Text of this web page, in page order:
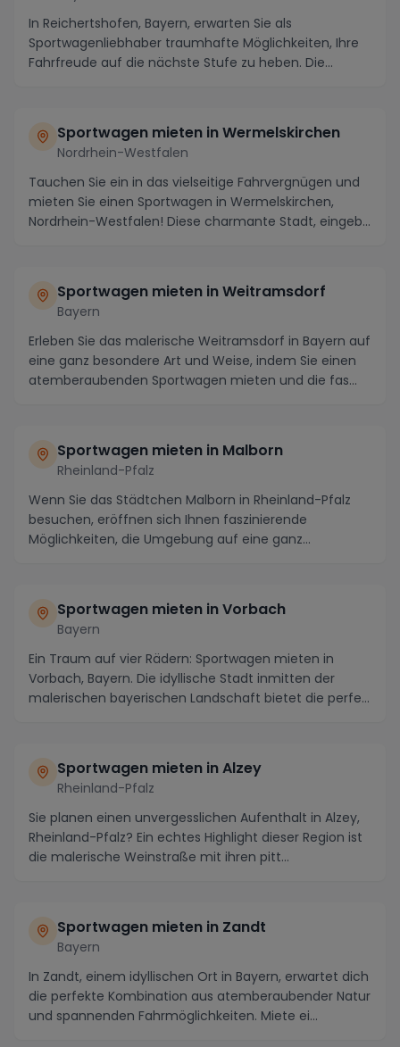
In Reichertshofen, Bayern, erwarten Sie als
Sportwagenliebhaber traumhafte Möglichkeiten, Ihre
Fahrfreude auf die nächste Stufe zu heben. Die
Sportwagen mieten in Wermelskirchen
Nordrhein-Westfalen
Tauchen Sie ein in das vielseitige Fahrvergnügen und
mieten Sie einen Sportwagen in Wermelskirchen,
Nordrhein-Westfalen! Diese charmante Stadt, eingeb...
Sportwagen mieten in Weitramsdorf
Bayern
Erleben Sie das malerische Weitramsdorf in Bayern auf
eine ganz besondere Art und Weise, indem Sie einen
atemberaubenden Sportwagen mieten und die fas...
Sportwagen mieten in Malborn
Rheinland-Pfalz
Wenn Sie das Städtchen Malborn in Rheinland-Pfalz
besuchen, eröffnen sich Ihnen faszinierende
Möglichkeiten, die Umgebung auf eine ganz
Sportwagen mieten in Vorbach
Bayern
Ein Traum auf vier Rädern: Sportwagen mieten in
Vorbach, Bayern. Die idyllische Stadt inmitten der
malerischen bayerischen Landschaft bietet die perfe...
Sportwagen mieten in Alzey
Rheinland-Pfalz
Sie planen einen unvergesslichen Aufenthalt in Alzey,
Rheinland-Pfalz? Ein echtes Highlight dieser Region ist
die malerische Weinstraße mit ihren pitt...
Sportwagen mieten in Zandt
Bayern
In Zandt, einem idyllischen Ort in Bayern, erwartet dich
die perfekte Kombination aus atemberaubender Natur
und spannenden Fahrmöglichkeiten. Miete ei...